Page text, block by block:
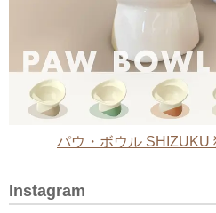
パウ・ボウル SHIZUKU
Instagram